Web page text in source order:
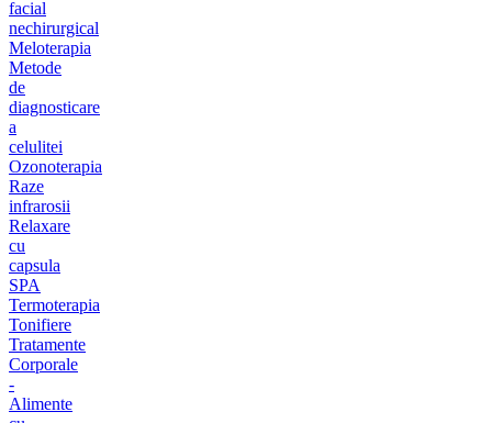
facial
nechirurgical
Meloterapia
Metode
de
diagnosticare
a
celulitei
Ozonoterapia
Raze
infrarosii
Relaxare
cu
capsula
SPA
Termoterapia
Tonifiere
Tratamente
Corporale
-
Alimente